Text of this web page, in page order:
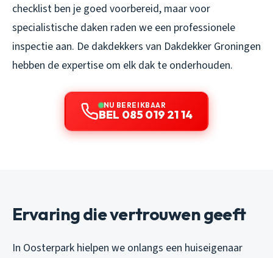
checklist ben je goed voorbereid, maar voor
specialistische daken raden we een professionele
inspectie aan. De dakdekkers van Dakdekker Groningen
hebben de expertise om elk dak te onderhouden.
NU BEREIKBAAR
BEL 085 019 21 14
Ervaring die vertrouwen geeft
In Oosterpark hielpen we onlangs een huiseigenaar